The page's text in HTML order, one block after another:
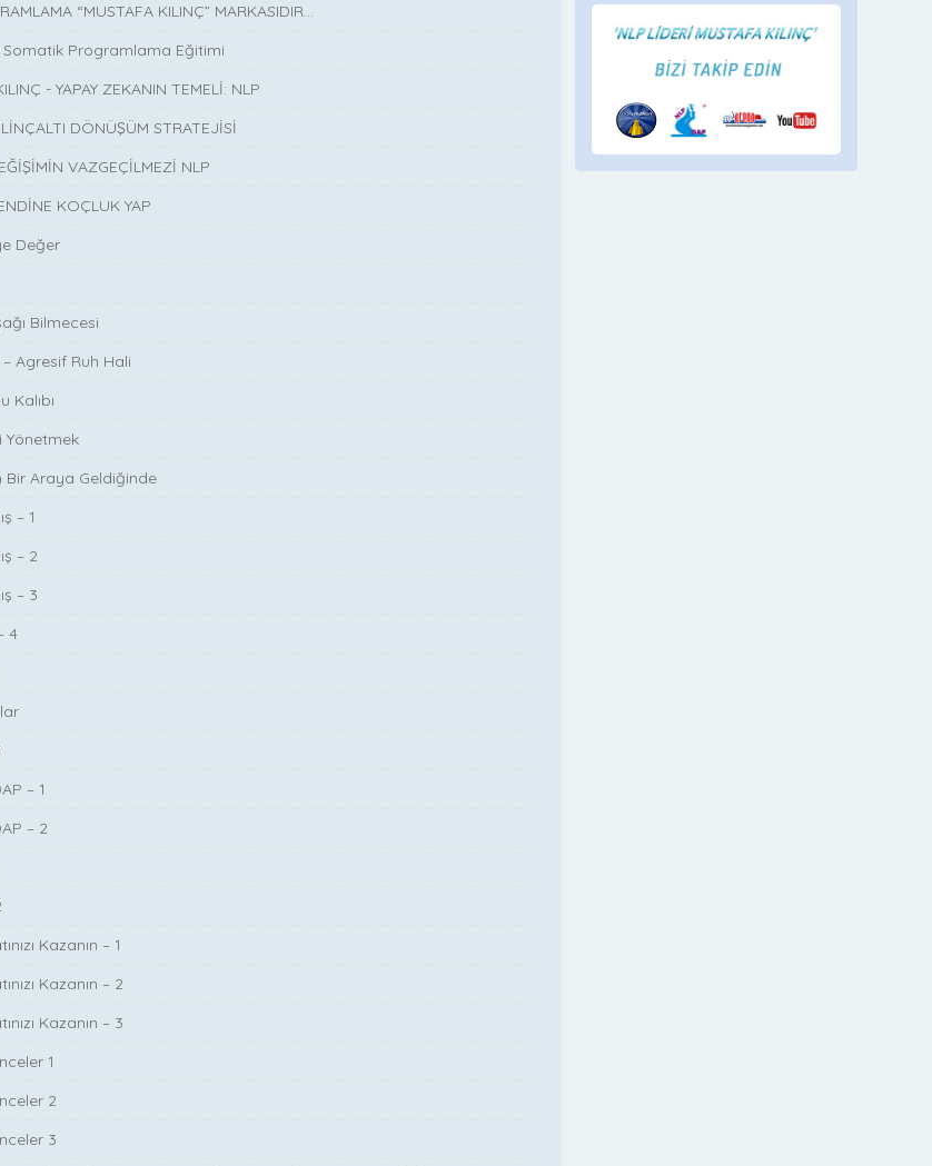
“MUSTAFA KILINÇ” MARKASIDIR…
Somatik Programlama Eğitimi
- YAPAY ZEKANIN TEMELİ: NLP
DÖNÜŞÜM STRATEJİSİ
VAZGEÇİLMEZİ NLP
KOÇLUK YAP
Değer
Bilmecesi
Agresif Ruh Hali
Kalıbı
Yönetmek
Bir Araya Geldiğinde
– 1
– 2
– 3
4
– 1
– 2
Kazanın – 1
Kazanın – 2
Kazanın – 3
1
2
3